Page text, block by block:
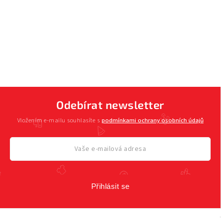
Odebírat newsletter
Vložením e-mailu souhlasíte s podmínkami ochrany osobních údajů
Přihlásit se